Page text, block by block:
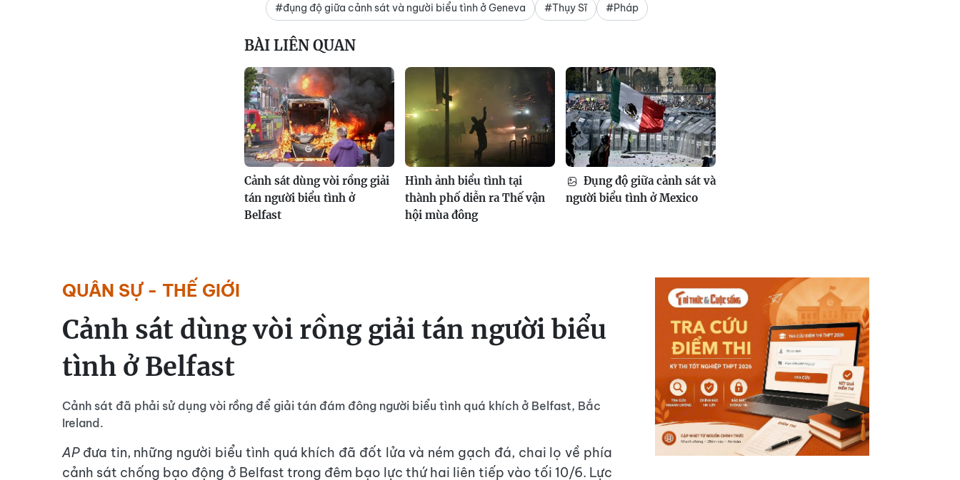
#đụng độ giữa cảnh sát và người biểu tình ở Geneva
#Thụy Sĩ #Pháp
BÀI LIÊN QUAN
Cảnh sát dùng vòi rồng giải
tán người biểu tình ở
Belfast
Hình ảnh biểu tình tại
thành phố diễn ra Thế vận
hội mùa đông
Đụng độ giữa cảnh sát và
người biểu tình ở Mexico
QUÂN SỰ - THẾ GIỚI
Cảnh sát dùng vòi rồng giải tán người biểu
tình ở Belfast
Cảnh sát đã phải sử dụng vòi rồng để giải tán đám đông người biểu tình quá khích ở Belfast, Bắc
Ireland.
APđưa tin, những người biểu tình quá khích đã đốt lửa và ném gạch đá, chai lọ về phía
cảnh sát chống bạo động ở Belfast trong đêm bạo lực thứ hai liên tiếp vào tối 10/6. Lực